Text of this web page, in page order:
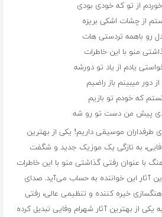
از تو که خودی بودی
از چشات اشکی بریزه
رو باهمه تردستی هات
منو با این خاطرات
یادم از یاد تو دورشه
دور میبینم باز راضیم
که خودم تو بازیم
پیش من دست تو رو شه
طرفداران موسیقی داریم! یکی از بهترین
به تازگی یک موزیک جدید و شگفت
با عنوان رفتی گذاشتی منو با این خاطرات
آثار این خواننده به حساب می‌آید. صدای
خیره کننده و تنظیمی عالی، رفتی
یکی از بهترین آثار شهرام وفایی تبدیل کرده